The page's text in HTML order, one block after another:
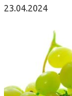
23.04.2024